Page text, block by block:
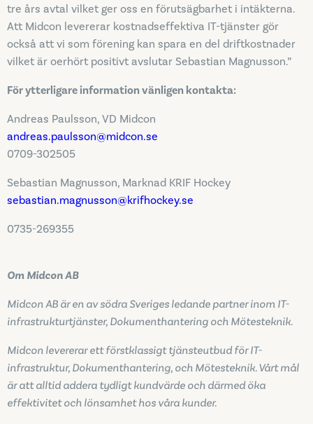
tre års avtal vilket ger oss en förutsägbarhet i intäkterna.
Att Midcon levererar kostnadseffektiva IT-tjänster gör
också att vi som förening kan spara en del driftkostnader
vilket är oerhört positivt avslutar Sebastian Magnusson.”
För ytterligare information vänligen kontakta:
Andreas Paulsson, VD Midcon
andreas.paulsson@midcon.se
0709-302505
Sebastian Magnusson, Marknad KRIF Hockey
sebastian.magnusson@krifhockey.se
0735-269355
Om Midcon AB
Midcon AB är en av södra Sveriges ledande partner inom IT-
infrastrukturtjänster, Dokumenthantering och Mötesteknik.
Midcon levererar ett förstklassigt tjänsteutbud för IT-
infrastruktur, Dokumenthantering, och Mötesteknik. Vårt mål
är att alltid addera tydligt kundvärde och därmed öka
effektivitet och lönsamhet hos våra kunder.